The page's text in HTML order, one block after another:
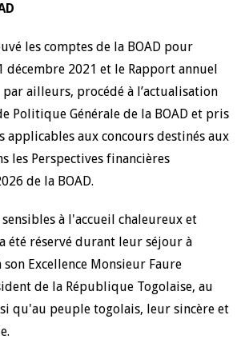
les comptes de la BOAD pour
décembre 2021 et le Rapport annuel
par ailleurs, procédé à l’actualisation
Politique Générale de la BOAD et pris
applicables aux concours destinés aux
les Perspectives financières
de la BOAD.
à l'accueil chaleureux et
été réservé durant leur séjour à
Excellence Monsieur Faure
de la République Togolaise, au
qu'au peuple togolais, leur sincère et